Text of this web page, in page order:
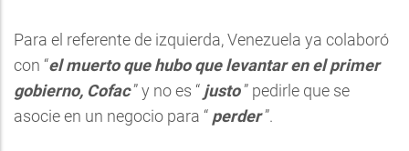
Para el referente de izquierda, Venezuela ya colaboró
con “el muerto que hubo que levantar en el primer
gobierno, Cofac” y no es “ justo” pedirle que se
asocie en un negocio para “ perder”.